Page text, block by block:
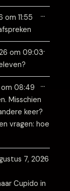
om 11:55
…
Wissel
deze
om 09:03…
Wissel
deze
om 08:49
Misschien
keer?
vragen: hoe
…
Wissel
deze
7, 2026
Cupido in
…
Wissel
deze